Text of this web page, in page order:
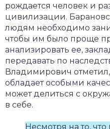
рождается человек и
цивилизации.
людям необходимо
чтобы им было проще
анализировать ее,
передавать по
Владимирович
обладает особыми
может делиться с
в себе.
Несмотря на то,